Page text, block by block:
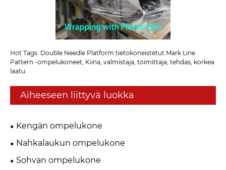
Hot Tags: Double Needle Platform tietokoneistetut Mark Line
Pattern -ompelukoneet, Kiina, valmistaja, toimittaja, tehdas, korkea
laatu
Aiheeseen liittyvä luokka
Kengän ompelukone
Nahkalaukun ompelukone
Sohvan ompelukone